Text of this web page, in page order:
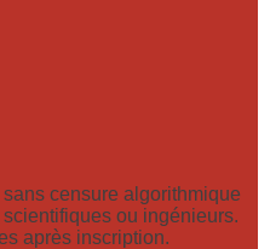
censure algorithmique
ou ingénieurs.
après inscription.